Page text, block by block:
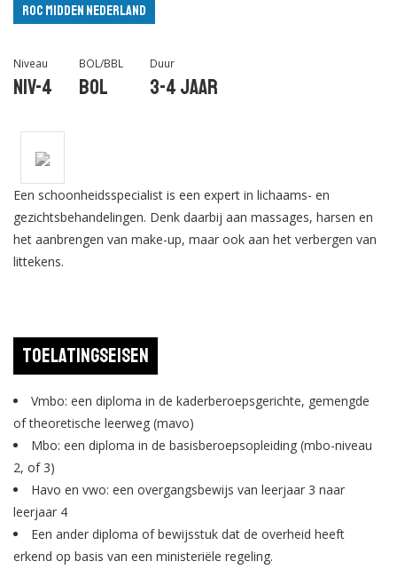
ROC Midden Nederland
Niveau
Niv-4
BOL/BBL
BOL
Duur
3-4 jaar
Een schoonheidsspecialist is een expert in lichaams- en
gezichtsbehandelingen. Denk daarbij aan massages, harsen en
het aanbrengen van make-up, maar ook aan het verbergen van
littekens.
Toelatingseisen
Vmbo: een diploma in de kaderberoepsgerichte, gemengde
of theoretische leerweg (mavo)
Mbo: een diploma in de basisberoepsopleiding (mbo-niveau
2, of 3)
Havo en vwo: een overgangsbewijs van leerjaar 3 naar
leerjaar 4
Een ander diploma of bewijsstuk dat de overheid heeft
erkend op basis van een ministeriële regeling.